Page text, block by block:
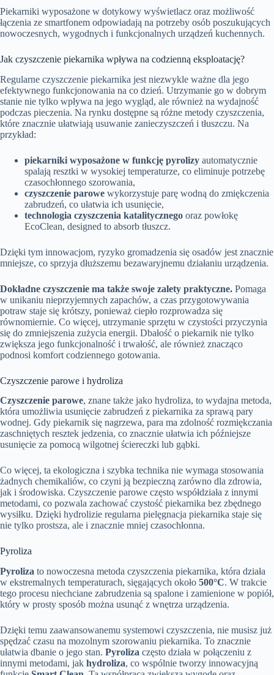
Piekarniki wyposażone w dotykowy wyświetlacz oraz możliwość
łączenia ze smartfonem odpowiadają na potrzeby osób poszukujących
nowoczesnych, wygodnych i funkcjonalnych urządzeń kuchennych.
Jak czyszczenie piekarnika wpływa na codzienną eksploatację?
Regularne czyszczenie piekarnika jest niezwykle ważne dla jego
efektywnego funkcjonowania na co dzień. Utrzymanie go w dobrym
stanie nie tylko wpływa na jego wygląd, ale również na wydajność
podczas pieczenia. Na rynku dostępne są różne metody czyszczenia,
które znacznie ułatwiają usuwanie zanieczyszczeń i tłuszczu. Na
przykład:
piekarniki wyposażone w funkcję pyrolizy automatycznie
spalają resztki w wysokiej temperaturze, co eliminuje potrzebę
czasochłonnego szorowania,
czyszczenie parowe wykorzystuje parę wodną do zmiękczenia
zabrudzeń, co ułatwia ich usunięcie,
technologia czyszczenia katalitycznego oraz powłokę
EcoClean, designed to absorb tłuszcz.
Dzięki tym innowacjom, ryzyko gromadzenia się osadów jest znacznie
mniejsze, co sprzyja dłuższemu bezawaryjnemu działaniu urządzenia.
Dokładne czyszczenie ma także swoje zalety praktyczne. Pomaga
w unikaniu nieprzyjemnych zapachów, a czas przygotowywania
potraw staje się krótszy, ponieważ ciepło rozprowadza się
równomiernie. Co więcej, utrzymanie sprzętu w czystości przyczynia
się do zmniejszenia zużycia energii. Dbałość o piekarnik nie tylko
zwiększa jego funkcjonalność i trwałość, ale również znacząco
podnosi komfort codziennego gotowania.
Czyszczenie parowe i hydroliza
Czyszczenie parowe, znane także jako hydroliza, to wydajna metoda,
która umożliwia usunięcie zabrudzeń z piekarnika za sprawą pary
wodnej. Gdy piekarnik się nagrzewa, para ma zdolność rozmiękczania
zaschniętych resztek jedzenia, co znacznie ułatwia ich późniejsze
usunięcie za pomocą wilgotnej ściereczki lub gąbki.
Co więcej, ta ekologiczna i szybka technika nie wymaga stosowania
żadnych chemikaliów, co czyni ją bezpieczną zarówno dla zdrowia,
jak i środowiska. Czyszczenie parowe często współdziała z innymi
metodami, co pozwala zachować czystość piekarnika bez zbędnego
wysiłku. Dzięki hydrolizie regularna pielęgnacja piekarnika staje się
nie tylko prostsza, ale i znacznie mniej czasochłonna.
Pyroliza
Pyroliza to nowoczesna metoda czyszczenia piekarnika, która działa
w ekstremalnych temperaturach, sięgających około 500°C. W trakcie
tego procesu niechciane zabrudzenia są spalone i zamienione w popiół,
który w prosty sposób można usunąć z wnętrza urządzenia.
Dzięki temu zaawansowanemu systemowi czyszczenia, nie musisz już
spędzać czasu na mozolnym szorowaniu piekarnika. To znacznie
ułatwia dbanie o jego stan. Pyroliza często działa w połączeniu z
innymi metodami, jak hydroliza, co wspólnie tworzy innowacyjną